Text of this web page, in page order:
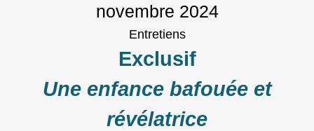
novembre 2024
Entretiens
Exclusif
Une enfance bafouée et
révélatrice